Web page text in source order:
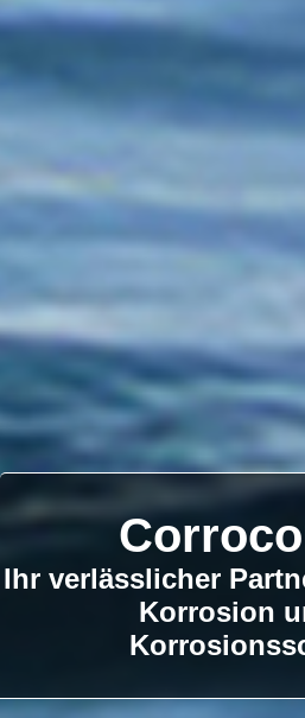
Ihr verlässlicher
Korrosion